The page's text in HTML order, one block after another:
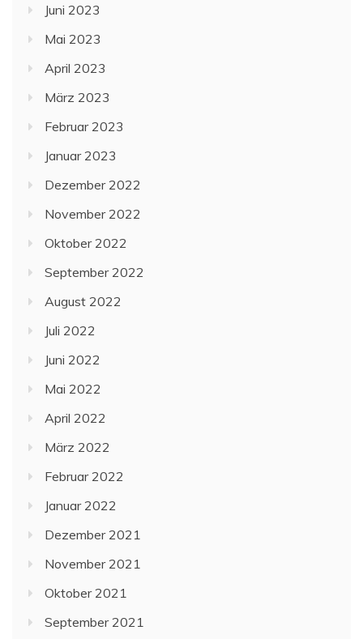
Juni 2023
Mai 2023
April 2023
März 2023
Februar 2023
Januar 2023
Dezember 2022
November 2022
Oktober 2022
September 2022
August 2022
Juli 2022
Juni 2022
Mai 2022
April 2022
März 2022
Februar 2022
Januar 2022
Dezember 2021
November 2021
Oktober 2021
September 2021